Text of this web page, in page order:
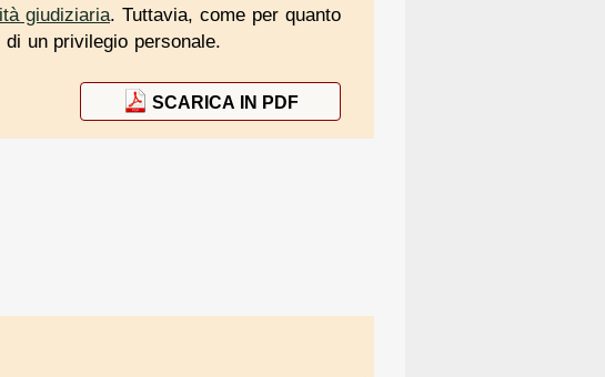
giudiziaria. Tuttavia, come per quanto
un privilegio personale.
SCARICA IN PDF